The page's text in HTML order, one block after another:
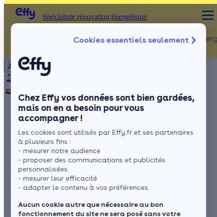
Cookies essentiels seulement
Chez Effy vos données sont bien gardées,
mais on en a besoin pour vous
accompagner !
Les cookies sont utilisés par Effy.fr et ses partenaires
à plusieurs fins :
- mesurer notre audience
- proposer des communications et publicités
personnalisées
- mesurer leur efficacité
- adapter le contenu à vos préférences.
Aucun cookie autre que nécessaire au bon
fonctionnement du site ne sera posé sans votre
À propos
Notre équipe
Rejoignez-nous Presse
Spécialiste rénovation énergétique Rénovation
Murs
Sols
Spécialiste rénovation énergétique
10 moyens
d'améliorer la qualité
de l'air chez vous
Mariana Gonçalves 6 min de lecture